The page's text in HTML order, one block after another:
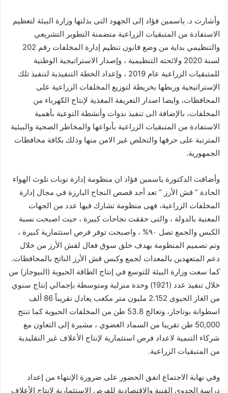
وأشارت د. ياسمين فؤاد إلى الجهود التى بذلتها وزارة البيئة لتعظيم
الاستفادة من المتبقيات الزراعية متضمنة التطوير التشريعي
والتنظيمي بداية من وضع قانون تنظيم إدارة المخلفات رقم 202
لسنة 2020 ولائحته التنظيمية ، وإصدار الاستراتيجية الوطنية
للمتبقيات الزراعية عام 2019 ، وإعداد الخطة التنفيذية لتنفيذ تلك
الإستراتيجية وربطها بخريطة لتوزيع المخلفات الزراعية على
المحافظات، وايضا اصدار التعريفة المغذية لإنتاج الكهرباء من
المخلفات، بالإضافة الى تنفيذ ندوات وأنشطة التوعية بأهمية
الاستفادة من المتبقيات الزراعية بأنواعها والمخاطر الصحية والبيئية
المترتبة على حرقها والتخلص غير الامن منها وذلك بكافة محافظات
الجمهورية.
وأضافت الدكتورة ياسمين فؤاد ان منظومة إدارة نوبات تلوث الهواء
الحادة ” قش الأرز ” تعد أحد قصص النجاح البارزة في مجال إدارة
المخلفات الزراعية، فهى منظومة تشارك فيها عدد من الجهات
المعنية بالدولة ، والتى حققت نجاحات كبيرة ، حيث اصبحت نسبة
الكبس والجمع تصل ٩٠% ، واصبحت توفر فرص استثمارية كبيرة ،
وتم تصميم المنظومة بهدف خلق سوق فعال لقش الأرز من خلال
دعم المتعهدين بالمعدات لجمع وكبس قش الأرز الناتج بالمحافظات.
كما سعت وزارة البيئة للتوسع في إنتاج الطاقة الحيوية (البيوجاز) من
خلال تنفيذ عدد (1921) وحدة منزلية ومتوسطة بإجمالي إنتاج سنوي
من الغاز الحيوى 2.152 مليون متر مكعب يعادل تقريباً 86 ألف
اسطوانة بوتاجاز، وتعالج 53.8 طن من المخلفات الحيوية كما تنتج
50,000 طن تقريبا من السماد العضوي ، مشيرة إلى التعاون مع
شركاء التنمية لاعداد فرص استثمارية لإنتاج الأعلاف غير التقليدية
من المتبقيات الزراعية.
وفي نهاية الاجتماع اتفق الحضور على ضرورة الإنتهاء من إعداد
دراسة الجدوى الفنية والاقتصادية للفرص الإستثمارية لإنتاج الأعلاف